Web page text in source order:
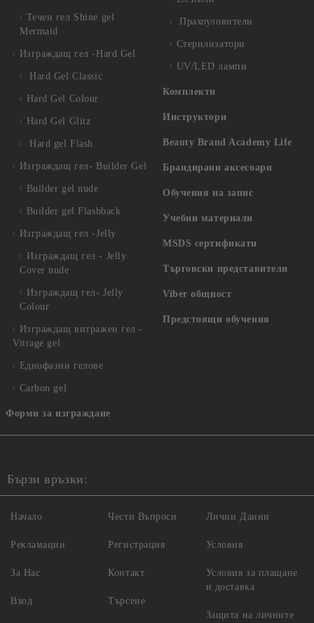
Течен гел Shine gel
Mermaid
Изграждащ гел -Hard Gel
Hard Gel Classic
Hard Gel Colour
Hard Gel Glitz
Hard gel Flash
Изграждащ гел- Builder Gel
Builder gel nude
Builder gel Flashback
Изграждащ гел -Jelly
Изграждащ гел - Jelly
Cover nude
Изграждащ гел- Jelly
Colour
Изграждащ витражен гел -
Vitrage gel
Еднофазни гелове
Carbon gel
Форми за изграждане
Прахоуловители
Стерилизатори
UV/LED лампи
Комплекти
Инструктори
Beauty Brand Academy Life
Брандирани аксесоари
Обучения на запис
Учебни материали
MSDS сертификати
Търговски представители
Viber общност
Предстоящи обучения
Бързи връзки:
Начало
Рекламации
За Нас
Вход
Чести Въпроси
Регистрация
Контакт
Търсене
Лични Данни
Условия
Условия за плащане
и доставка
Защита на личните